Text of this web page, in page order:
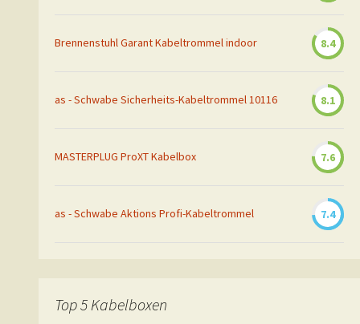
Brennenstuhl Garant Kabeltrommel indoor 8.4
as - Schwabe Sicherheits-Kabeltrommel 10116 8.1
MASTERPLUG ProXT Kabelbox 7.6
as - Schwabe Aktions Profi-Kabeltrommel 7.4
Top 5 Kabelboxen